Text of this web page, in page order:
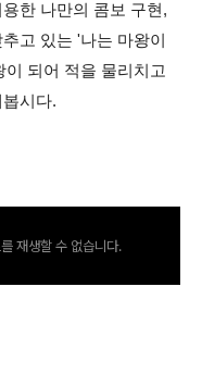
한 나만의 콤보 구현,
고 있는 '나는 마왕이
이 되어 적을 물리치고
봅시다.
재생할 수 없습니다.